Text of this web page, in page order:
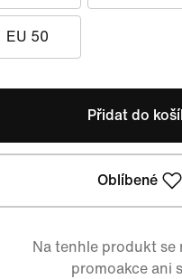
EU 50
Přidat do
Oblíbené
Na tenhle produkt se
promoakce ani